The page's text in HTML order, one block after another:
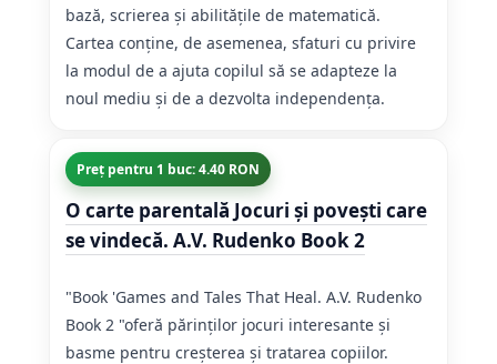
bază, scrierea și abilitățile de matematică.
Cartea conține, de asemenea, sfaturi cu privire
la modul de a ajuta copilul să se adapteze la
noul mediu și de a dezvolta independența.
Preț pentru 1 buc: 4.40 RON
O carte parentală Jocuri şi poveşti care
se vindecă. A.V. Rudenko Book 2
"Book 'Games and Tales That Heal. A.V. Rudenko
Book 2 "oferă părinților jocuri interesante și
basme pentru creșterea și tratarea copiilor.